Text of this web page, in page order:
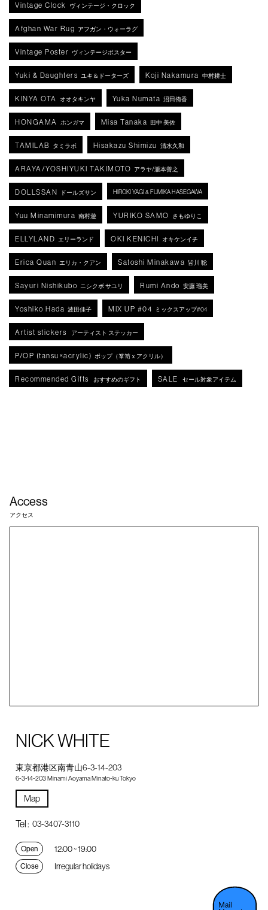
Vintage Clock ヴィンテージ・クロック
Afghan War Rug アフガン・ウォーラグ
Vintage Poster ヴィンテージポスター
Yuki & Daughters ユキ＆ドーターズ Koji Nakamura 中村耕士
KINYA OTA オオタキンヤ Yuka Numata 沼田侑香
HONGAMA ホンガマ Misa Tanaka 田中 美佐
TAMILAB タミラボ Hisakazu Shimizu 清水久和
ARAYA/YOSHIYUKI TAKIMOTO アラヤ/瀧本善之
DOLLSSAN ドールズサン HIROKI YAGI & FUMIKA HASEGAWA
Yuu Minamimura 南村遊 YURIKO SAMO さもゆりこ
ELLYLAND エリーランド OKI KENICHI オキケンイチ
Erica Quan エリカ・クアン Satoshi Minakawa 皆川 聡
Sayuri Nishikubo ニシクボ サユリ Rumi Ando 安藤 瑠美
Yoshiko Hada 波田佳子 MIX UP #04 ミックスアップ#04
Artist stickers アーティスト ステッカー
P/OP (tansu×acrylic) ポップ（箪笥ｘアクリル）
Recommended Gifts おすすめのギフト SALE セール対象アイテム
Access
アクセス
NICK WHITE
東京都港区南青山6-3-14-203
6-3-14-203 Minami Aoyama Minato-ku Tokyo
Map
Tel : 03-3407-3110
Open 12:00 ~ 19:00
Close Irregular holidays